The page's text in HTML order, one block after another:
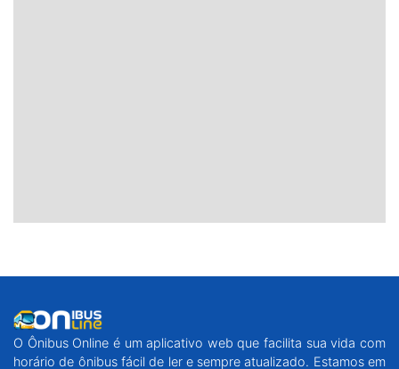
O Ônibus Online é um aplicativo web que facilita sua vida com
horário de ônibus fácil de ler e sempre atualizado. Estamos em